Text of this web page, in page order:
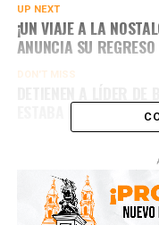
UP NEXT
¡UN VIAJE A LA
ANUNCIA SU
DON'T MISS
ESTABA PRÓFUGO EN